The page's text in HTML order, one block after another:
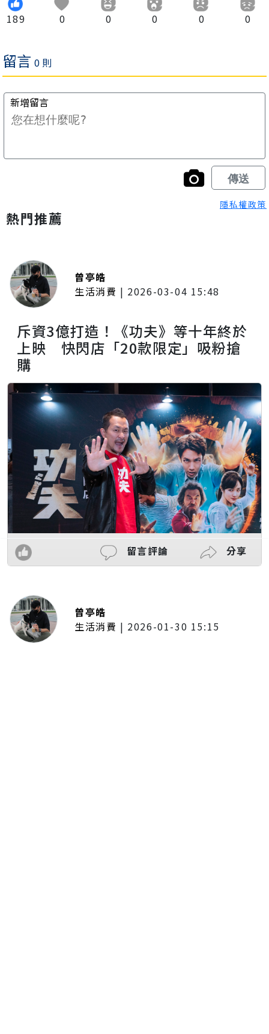
189 0 0 0 0 0
隱私權政策
熱門推薦
曾亭皓
生活消費 | 2026-03-04 15:48
斥資3億打造！《功夫》等十年終於
上映 快閃店「20款限定」吸粉搶
購
留言評論 分享
曾亭皓
生活消費 | 2026-01-30 15:15